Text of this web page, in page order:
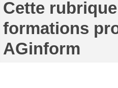
Cette
formations
AGinform